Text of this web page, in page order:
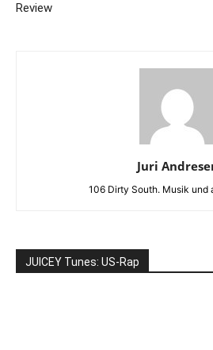
Review
Juri
106 Dirty South. Musik und
JUICEY Tunes: US-Rap